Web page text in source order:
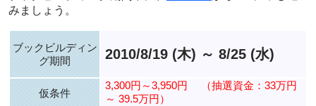
みましょう。
ブックビルディン
グ期間
2010/8/19 (木) ～ 8/25 (水)
仮条件
3,300円～3,950円
（抽選資金：33万円
～ 39.5万円）